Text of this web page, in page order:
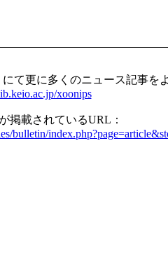
て更に多くのニュース記事を
xoonips
掲載されているURL：
bulletin/